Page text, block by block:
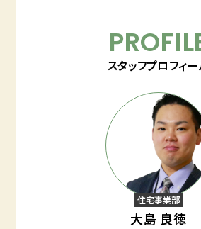
スタッフプロフィ
住宅事業部
大島 良徳